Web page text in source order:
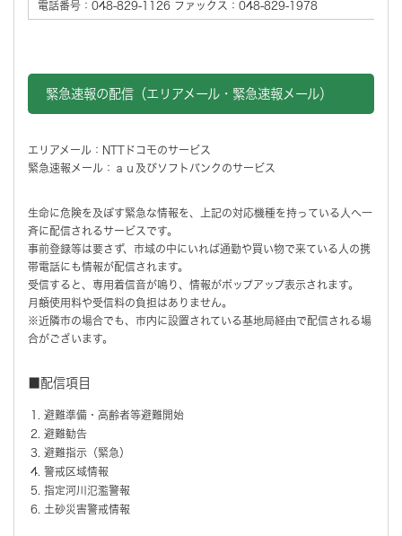
電話番号：048-829-1126 ファックス：048-829-1978
緊急速報の配信（エリアメール・緊急速報メール）
エリアメール：NTTドコモのサービス
緊急速報メール：ａｕ及びソフトバンクのサービス
生命に危険を及ぼす緊急な情報を、上記の対応機種を持っている人へ一
斉に配信されるサービスです。
事前登録等は要さず、市域の中にいれば通勤や買い物で来ている人の携
帯電話にも情報が配信されます。
受信すると、専用着信音が鳴り、情報がポップアップ表示されます。
月額使用料や受信料の負担はありません。
※近隣市の場合でも、市内に設置されている基地局経由で配信される場
合がございます。
■配信項目
避難準備・高齢者等避難開始
避難勧告
避難指示（緊急）
警戒区域情報
指定河川氾濫警報
土砂災害警戒情報